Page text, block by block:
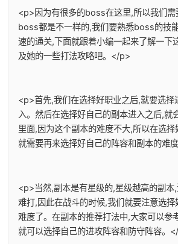
<p>因为有很多的boss在这里,所以我们需
boss都是不一样的,我们要熟悉boss的技
速的通关,下面就跟着小编一起来了解一下
及她的一些打法攻略吧。</p>
<p>首先,我们在选择好职业之后,就要选择
入。然后在选择好自己的副本进入之后,就
里面,因为这个副本的难度不大,所以在选择
就需要再来选择好自己的阵容和副本的难
<p>当然,副本是有星级的,星级越高的副本
难打,因此在战斗的时候,我们就要注意选
难度了。在副本的推荐打法中,大家可以参
就可以选择自己的进攻阵容和防守阵容。